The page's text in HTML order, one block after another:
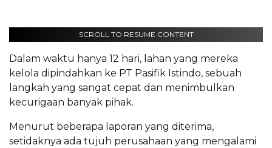
SCROLL TO RESUME CONTENT
Dalam waktu hanya 12 hari, lahan yang mereka
kelola dipindahkan ke PT Pasifik Istindo, sebuah
langkah yang sangat cepat dan menimbulkan
kecurigaan banyak pihak.
Menurut beberapa laporan yang diterima,
setidaknya ada tujuh perusahaan yang mengalami